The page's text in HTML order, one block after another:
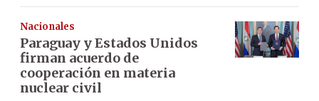
Nacionales
Paraguay y Estados Unidos
firman acuerdo de
cooperación en materia
nuclear civil